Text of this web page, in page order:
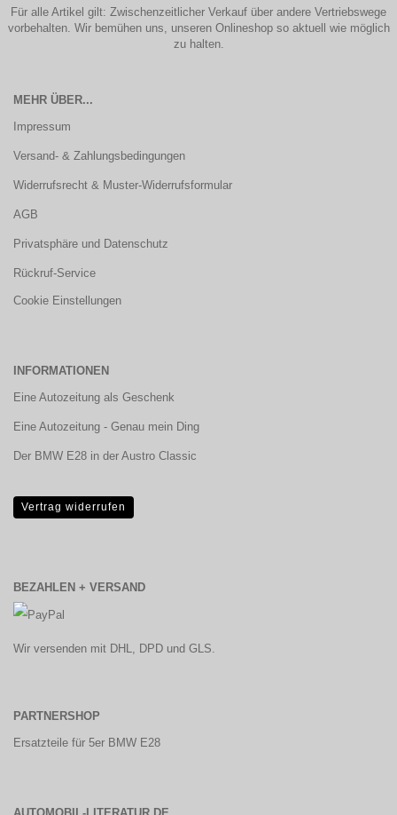
Für alle Artikel gilt: Zwischenzeitlicher Verkauf über andere Vertriebswege
vorbehalten. Wir bemühen uns, unseren Onlineshop so aktuell wie möglich
zu halten.
MEHR ÜBER...
Impressum
Versand- & Zahlungsbedingungen
Widerrufsrecht & Muster-Widerrufsformular
AGB
Privatsphäre und Datenschutz
Rückruf-Service
Cookie Einstellungen
INFORMATIONEN
Eine Autozeitung als Geschenk
Eine Autozeitung - Genau mein Ding
Der BMW E28 in der Austro Classic
Vertrag widerrufen
BEZAHLEN + VERSAND
Wir versenden mit DHL, DPD und GLS.
PARTNERSHOP
Ersatzteile für 5er BMW E28